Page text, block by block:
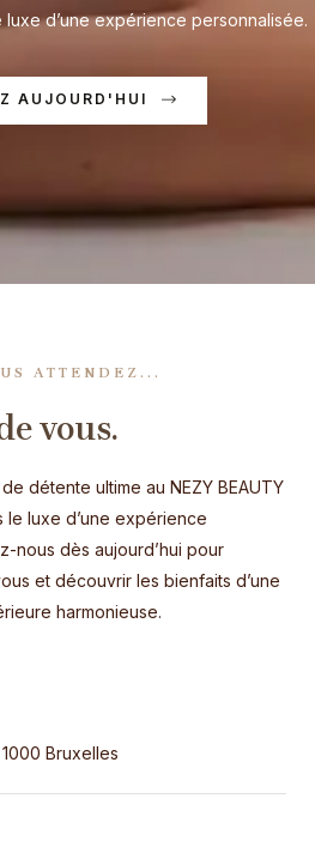
d’une expérience personnalisée.
AUJOURD'HUI
ATTENDEZ...
vous.
détente ultime au NEZY BEAUTY
luxe d’une expérience
nous dès aujourd’hui pour
et découvrir les bienfaits d’une
harmonieuse.
Bruxelles